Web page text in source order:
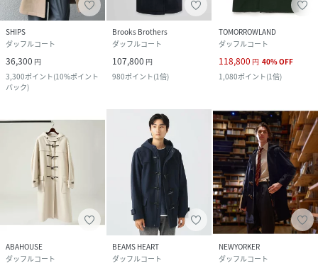
SHIPS
ダッフルコート
36,300 円
3,300ポイント(10%ポイント
バック)
Brooks Brothers
ダッフルコート
107,800 円
980ポイント(1倍)
TOMORROWLAND
ダッフルコート
118,800 円 40%OFF
1,080ポイント(1倍)
ABAHOUSE
ダッフルコート
BEAMS HEART
ダッフルコート
NEWYORKER
ダッフルコート